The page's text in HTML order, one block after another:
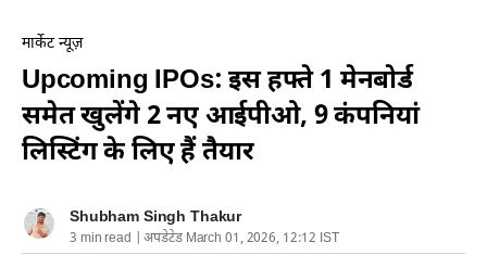
मार्केट न्यूज़
Upcoming IPOs: इस हफ्ते 1 मेनबोर्ड
समेत खुलेंगे 2 नए आईपीओ, 9 कंपनियां
लिस्टिंग के लिए हैं तैयार
Shubham Singh Thakur
3 min read | अपडेटेड March 01, 2026, 12:12 IST